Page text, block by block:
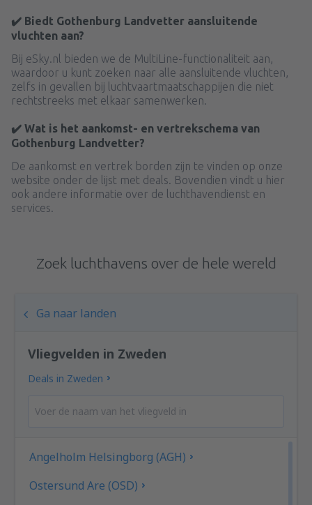
✔️ Biedt Gothenburg Landvetter aansluitende
vluchten aan?
Bij eSky.nl bieden we de MultiLine-functionaliteit aan,
waardoor u kunt zoeken naar alle aansluitende vluchten,
zelfs in gevallen bij luchtvaartmaatschappijen die niet
rechtstreeks met elkaar samenwerken.
✔️ Wat is het aankomst- en vertrekschema van
Gothenburg Landvetter?
De aankomst en vertrek borden zijn te vinden op onze
website onder de lijst met deals. Bovendien vindt u hier
ook andere informatie over de luchthavendienst en
services.
Zoek luchthavens over de hele wereld
Ga naar landen
Vliegvelden in Zweden
Deals in Zweden
Angelholm Helsingborg (AGH)
Ostersund Are (OSD)